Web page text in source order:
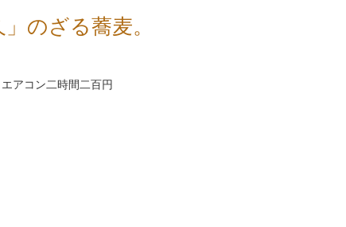
のざる蕎麦。
アコン二時間二百円